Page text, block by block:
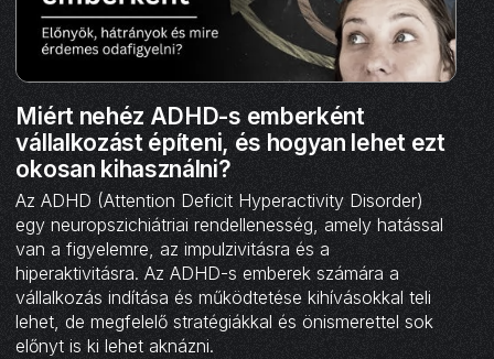
Miért nehéz ADHD-s emberként
vállalkozást építeni, és hogyan lehet ezt
okosan kihasználni?
Az ADHD (Attention Deficit Hyperactivity Disorder)
egy neuropszichiátriai rendellenesség, amely hatással
van a figyelemre, az impulzivitásra és a
hiperaktivitásra. Az ADHD-s emberek számára a
vállalkozás indítása és működtetése kihívásokkal teli
lehet, de megfelelő stratégiákkal és önismerettel sok
előnyt is ki lehet aknázni.